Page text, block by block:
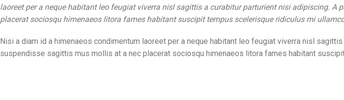
laoreet per a neque habitant leo feugiat viverra nisl sagittis a curabitur parturient nisi adipiscing.
placerat sociosqu himenaeos litora fames habitant suscipit tempus scelerisque ridiculus mi
Nisi a diam id a himenaeos condimentum laoreet per a neque habitant leo feugiat viverra nisl
suspendisse sagittis mus mollis at a nec placerat sociosqu himenaeos litora fames habitant